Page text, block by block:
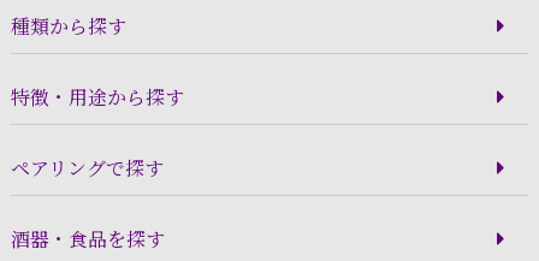
種類から探す
特徴・用途から探す
ペアリングで探す
酒器・食品を探す